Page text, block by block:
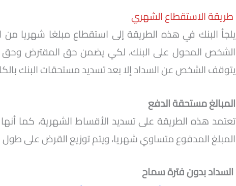
طريقة الاستقطاع الشهري
يلجأ البنك في هذه الطريقة إلى استقطاع مبلغا شهريا
الشخص المحول على البنك، لكي يضمن حق المقترض وحق
يتوقف الشخص عن السداد إلا بعد تسديد مستحقات البنك
المبالغ مستحقة الدفع
تعتمد هذه الطريقة على تسديد الأقساط الشهرية، كما
المبلغ المدفوع متساوي شهريا، ويتم توزيع القرض على طول
السداد بدون فترة سماح